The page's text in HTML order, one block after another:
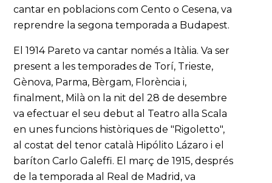
cantar en poblacions com Cento o Cesena, va
reprendre la segona temporada a Budapest.
El 1914 Pareto va cantar només a Itàlia. Va ser
present a les temporades de Torí, Trieste,
Gènova, Parma, Bèrgam, Florència i,
finalment, Milà on la nit del 28 de desembre
va efectuar el seu debut al Teatro alla Scala
en unes funcions històriques de "Rigoletto",
al costat del tenor català Hipólito Lázaro i el
baríton Carlo Galeffi. El març de 1915, després
de la temporada al Real de Madrid, va